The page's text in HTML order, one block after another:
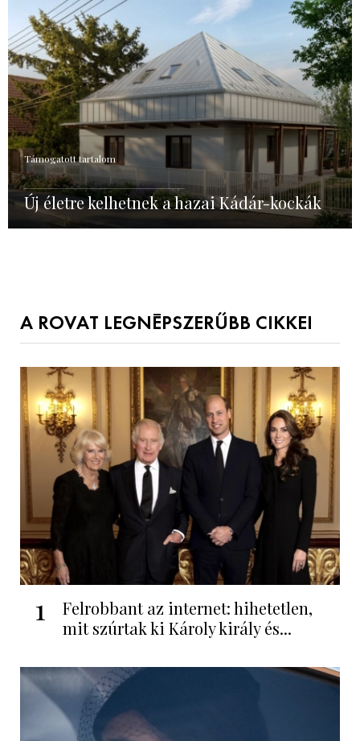
Támogatott tartalom
Új életre kelhetnek a hazai Kádár-kockák
A ROVAT LEGNÉPSZERŰBB CIKKEI
1
Felrobbant az internet: hihetetlen,
mit szúrtak ki Károly király és...